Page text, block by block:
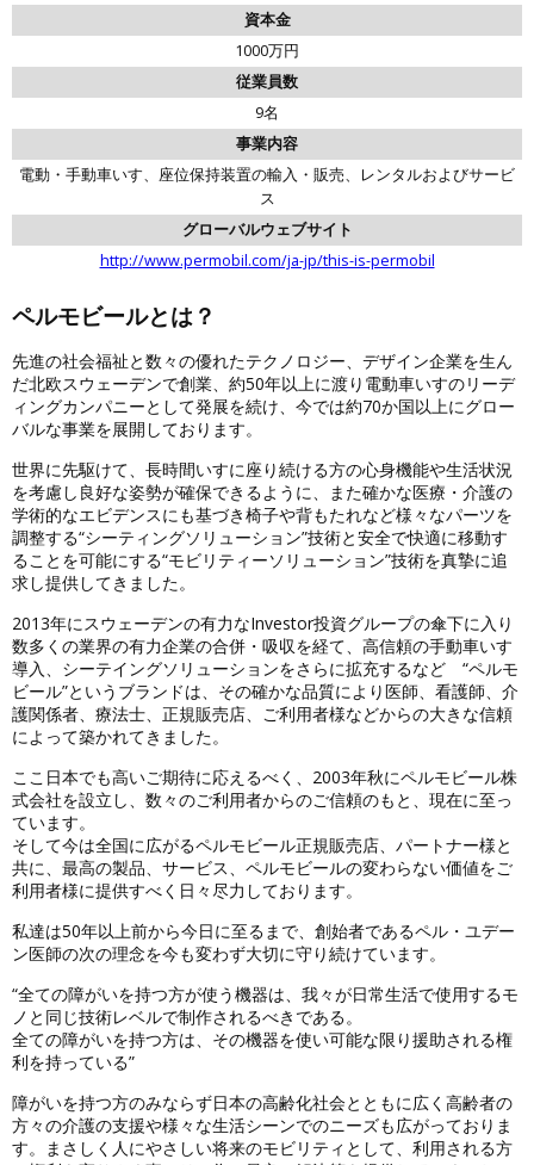
資本金
1000万円
従業員数
9名
事業内容
電動・手動車いす、座位保持装置の輸入・販売、レンタルおよびサービ
ス
グローバルウェブサイト
http://www.permobil.com/ja-jp/this-is-permobil
ペルモビールとは？
先進の社会福祉と数々の優れたテクノロジー、デザイン企業を生ん
だ北欧スウェーデンで創業、約50年以上に渡り電動車いすのリーデ
ィングカンパニーとして発展を続け、今では約70か国以上にグロー
バルな事業を展開しております。
世界に先駆けて、長時間いすに座り続ける方の心身機能や生活状況
を考慮し良好な姿勢が確保できるように、また確かな医療・介護の
学術的なエビデンスにも基づき椅子や背もたれなど様々なパーツを
調整する“シーティングソリューション”技術と安全で快適に移動す
ることを可能にする“モビリティーソリューション”技術を真摯に追
求し提供してきました。
2013年にスウェーデンの有力なInvestor投資グループの傘下に入り
数多くの業界の有力企業の合併・吸収を経て、高信頼の手動車いす
導入、シーテイングソリューションをさらに拡充するなど “ペルモ
ビール”というブランドは、その確かな品質により医師、看護師、介
護関係者、療法士、正規販売店、ご利用者様などからの大きな信頼
によって築かれてきました。
ここ日本でも高いご期待に応えるべく、2003年秋にペルモビール株
式会社を設立し、数々のご利用者からのご信頼のもと、現在に至っ
ています。
そして今は全国に広がるペルモビール正規販売店、パートナー様と
共に、最高の製品、サービス、ペルモビールの変わらない価値をご
利用者様に提供すべく日々尽力しております。
私達は50年以上前から今日に至るまで、創始者であるペル・ユデー
ン医師の次の理念を今も変わず大切に守り続けています。
“全ての障がいを持つ方が使う機器は、我々が日常生活で使用するモ
ノと同じ技術レベルで制作されるべきである。
全ての障がいを持つ方は、その機器を使い可能な限り援助される権
利を持っている”
障がいを持つ方のみならず日本の高齢化社会とともに広く高齢者の
方々の介護の支援や様々な生活シーンでのニーズも広がっておりま
す。まさしく人にやさしい将来のモビリティとして、利用される方